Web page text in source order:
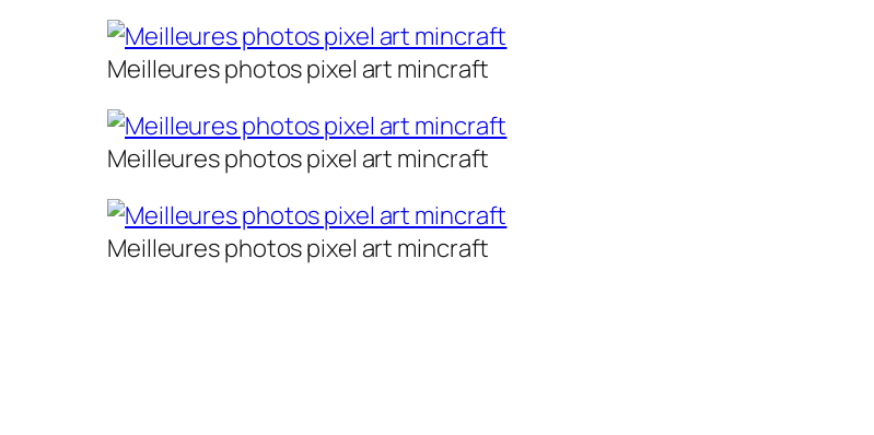
Meilleures photos pixel art mincraft
Meilleures photos pixel art mincraft
Meilleures photos pixel art mincraft